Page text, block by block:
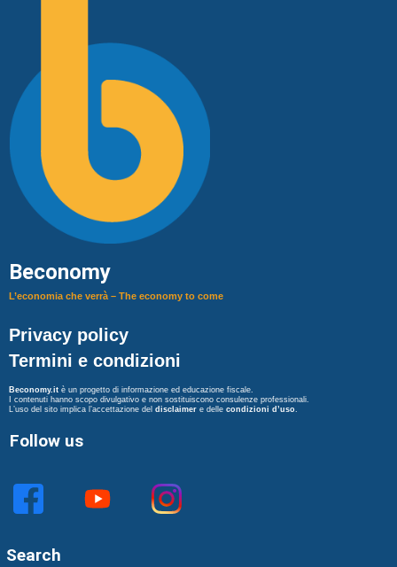
Beconomy
L’economia che verrà – The economy to come
Privacy policy
Termini e condizioni
Beconomy.it è un progetto di informazione ed educazione fiscale.
I contenuti hanno scopo divulgativo e non sostituiscono consulenze professionali.
L’uso del sito implica l’accettazione del disclaimer e delle condizioni d’uso
Follow us
Search